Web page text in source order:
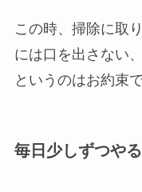
この時、掃除に取
には口を出さない、
というのはお約束
毎日少しずつやる